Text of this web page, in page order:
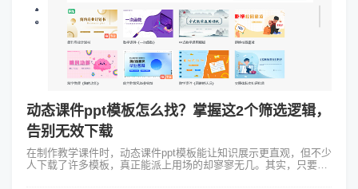
动态课件ppt模板怎么找？掌握这2个筛选逻辑，
告别无效下载
在制作教学课件时，动态课件ppt模板能让知识展示更直观，但不少
人下载了许多模板，真正能派上用场的却寥寥无几。其实，只要掌